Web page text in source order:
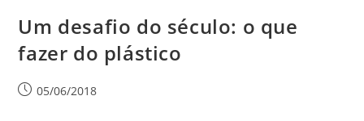
Um desafio do século: o que
fazer do plástico
05/06/2018